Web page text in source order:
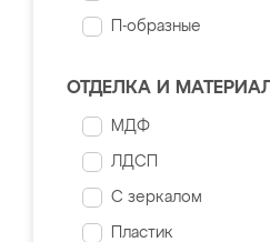
П-образные
ОТДЕЛКА И МАТЕРИАЛ
МДФ
ЛДСП
С зеркалом
Пластик